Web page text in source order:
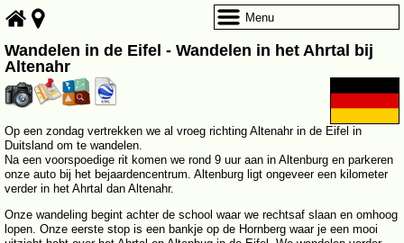
Wandelen in de Eifel - Wandelen in het Ahrtal bij
Altenahr
Op een zondag vertrekken we al vroeg richting Altenahr in de Eifel in
Duitsland om te wandelen.
Na een voorspoedige rit komen we rond 9 uur aan in Altenburg en parkeren
onze auto bij het bejaardencentrum. Altenburg ligt ongeveer een kilometer
verder in het Ahrtal dan Altenahr.
Onze wandeling begint achter de school waar we rechtsaf slaan en omhoog
lopen. Onze eerste stop is een bankje op de Hornberg waar je een mooi
Menu